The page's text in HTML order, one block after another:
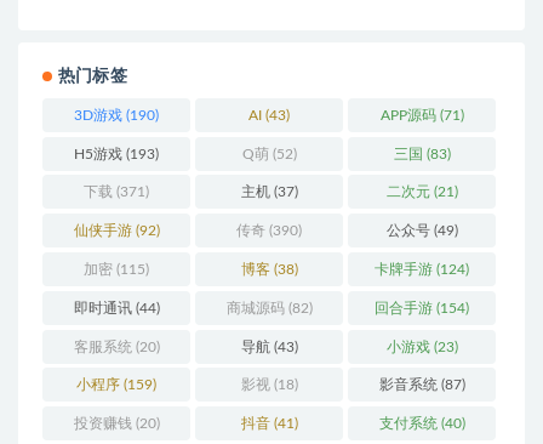
热门标签
3D游戏 (190) AI (43) APP源码(71)
H5游戏 (193) Q萌(52) 三国 (83)
下载 (371) 主机(37) 二次元(21)
仙侠手游(92) 传奇 (390) 公众号(49)
加密 (115) 博客(38) 卡牌手游 (124)
即时通讯(44) 商城源码(82) 回合手游 (154)
客服系统 (20) 导航(43) 小游戏(23)
小程序 (159) 影视(18) 影音系统 (87)
投资赚钱 (20) 抖音(41) 支付系统 (40)